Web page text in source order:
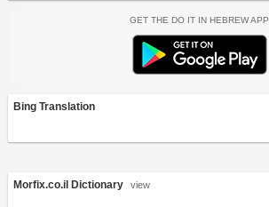
Get the Do It In Hebrew App
Bing Translation
Morfix.co.il Dictionary view